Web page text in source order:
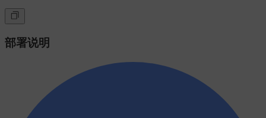
部署说明